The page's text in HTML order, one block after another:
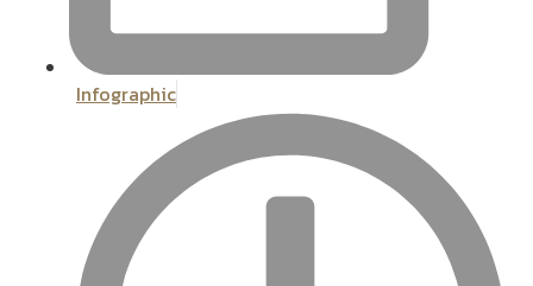
Infographic